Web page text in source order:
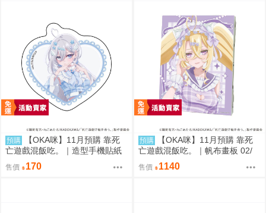
預購
【OKA咪】11月預購 靠死
亡遊戲混飯吃。｜造型手機貼紙
01/ (新繪插畫) (幽鬼)
售價 170
預購
【OKA咪】11月預購 靠死
亡遊戲混飯吃。｜帆布畫板 02/
(新繪插畫) (御城)
售價 1140